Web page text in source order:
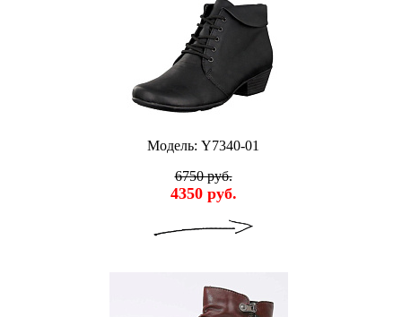
Модель: Y7340-01
6750 руб.
4350 руб.